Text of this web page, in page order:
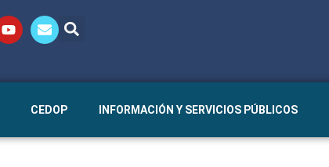
CEDOP INFORMACIÓN Y SERVICIOS PÚBLICOS